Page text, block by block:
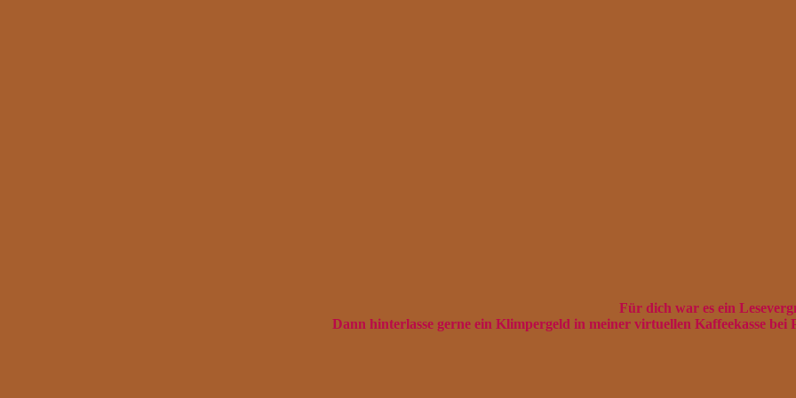
Für dich war es ein
Dann hinterlasse gerne ein Klimpergeld in meiner virtuellen Kaffeekasse bei